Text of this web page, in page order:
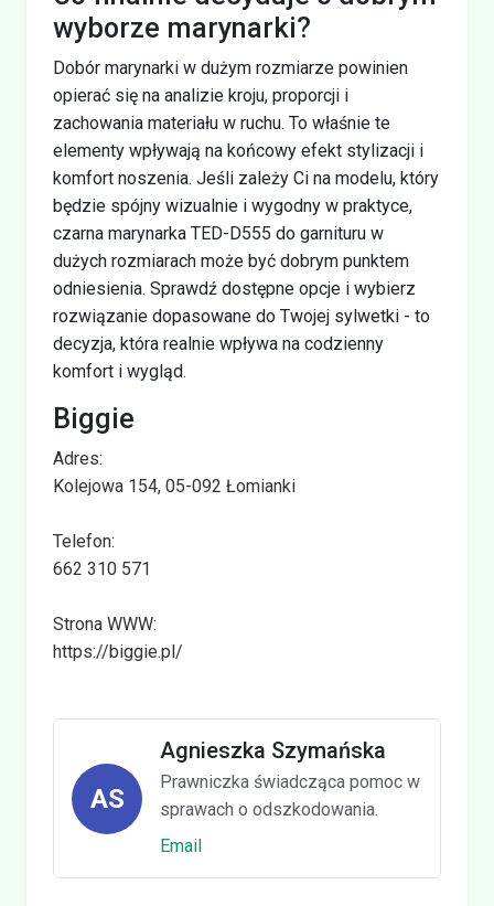
wyborze marynarki?
Dobór marynarki w dużym rozmiarze powinien
opierać się na analizie kroju, proporcji i
zachowania materiału w ruchu. To właśnie te
elementy wpływają na końcowy efekt stylizacji i
komfort noszenia. Jeśli zależy Ci na modelu, który
będzie spójny wizualnie i wygodny w praktyce,
czarna marynarka TED-D555 do garnituru w
dużych rozmiarach może być dobrym punktem
odniesienia. Sprawdź dostępne opcje i wybierz
rozwiązanie dopasowane do Twojej sylwetki - to
decyzja, która realnie wpływa na codzienny
komfort i wygląd.
Biggie
Adres:
Kolejowa 154, 05-092 Łomianki
Telefon:
662 310 571
Strona WWW:
https://biggie.pl/
AS
Agnieszka Szymańska
Prawniczka świadcząca pomoc w
sprawach o odszkodowania.
Email